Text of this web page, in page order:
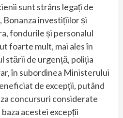
sunt strâns legați de
Bonanza investițiilor și
fondurile și personalul
foarte mult, mai ales în
stării de urgență, poliția
în subordinea Ministerului
de excepții, putând
concursuri considerate
acestei excepții